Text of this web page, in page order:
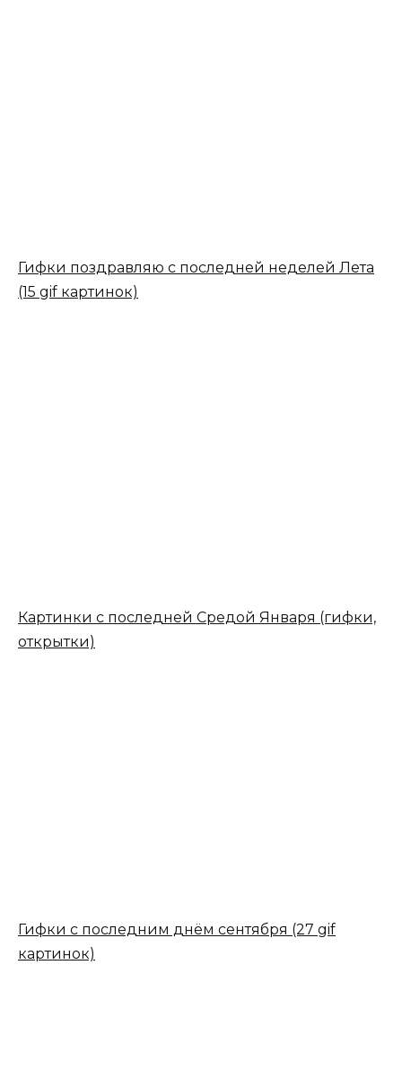
Гифки поздравляю с последней неделей Лета
(15 gif картинок)
Картинки с последней Средой Января (гифки,
открытки)
Гифки с последним днём сентября (27 gif
картинок)